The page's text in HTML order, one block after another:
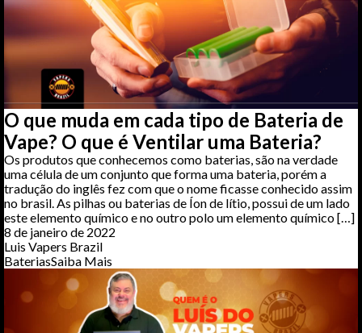
O que muda em cada tipo de Bateria de
Vape? O que é Ventilar uma Bateria?
Os produtos que conhecemos como baterias, são na verdade
uma célula de um conjunto que forma uma bateria, porém a
tradução do inglês fez com que o nome ficasse conhecido assim
no brasil. As pilhas ou baterias de Íon de lítio, possui de um lado
este elemento químico e no outro polo um elemento químico […]
8 de janeiro de 2022
Luis Vapers Brazil
BateriasSaiba Mais